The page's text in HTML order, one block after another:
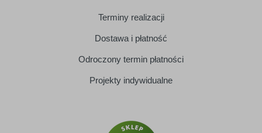
Terminy realizacji
Dostawa i płatność
Odroczony termin płatności
Projekty indywidualne